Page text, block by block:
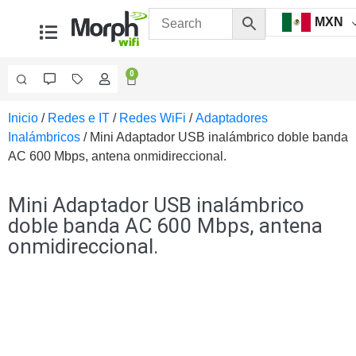
MXN
0
Videovigilancia
Accesorios
Generales
Ethernet y
FibraAccesorios
para
Computadora
Inicio / Redes e IT / Redes WiFi /Adaptadores
Inalámbricos / Mini Adaptador USB inalámbrico doble banda
AC 600 Mbps, antena onmidireccional.
Mini Adaptador USB inalámbrico
doble banda AC 600 Mbps, antena
onmidireccional.